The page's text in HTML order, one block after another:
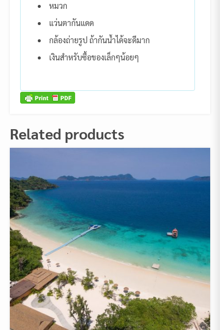
หมวก
แว่นตากันแดด
กล้องถ่ายรูป ถ้ากันน้ำได้จะดีมาก
เงินสำหรับซื้อของเล็กๆน้อยๆ
Related products